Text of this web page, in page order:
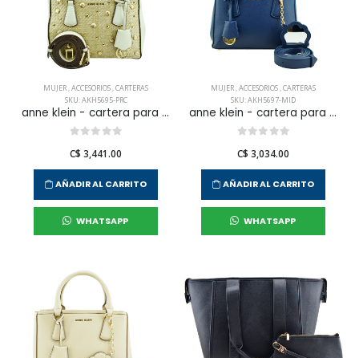
MUJER,ACCESORIOS,CARTERAS
SKU: AKH5695-PRC
anne klein - cartera para mujer
C$ 3,441.00
AÑADIR AL CARRITO
WHATSAPP
MUJER,ACCESORIOS,CARTERAS
SKU: AKH5697-MID
anne klein - cartera para mujer
C$ 3,034.00
AÑADIR AL CARRITO
WHATSAPP